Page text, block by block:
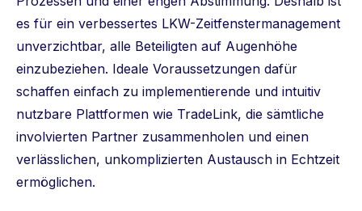
es für ein verbessertes LKW-Zeitfenstermanagement
unverzichtbar, alle Beteiligten auf Augenhöhe
einzubeziehen. Ideale Voraussetzungen dafür
schaffen einfach zu implementierende und intuitiv
nutzbare Plattformen wie TradeLink, die sämtliche
involvierten Partner zusammenholen und einen
verlässlichen, unkomplizierten Austausch in Echtzeit
ermöglichen.